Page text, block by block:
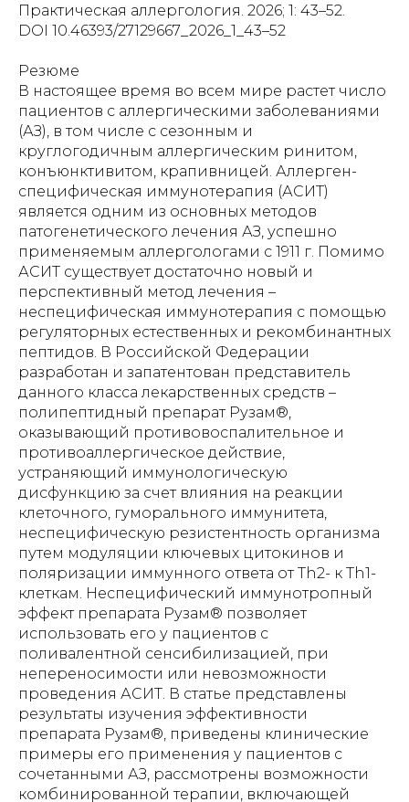
Практическая аллергология. 2026; 1: 43–52.
DOI 10.46393/27129667_2026_1_43–52
Резюме
В настоящее время во всем мире растет число
пациентов с аллергическими заболеваниями
(АЗ), в том числе с сезонным и
круглогодичным аллергическим ринитом,
конъюнктивитом, крапивницей. Аллерген-
специфическая иммунотерапия (АСИТ)
является одним из основных методов
патогенетического лечения АЗ, успешно
применяемым аллергологами с 1911 г. Помимо
АСИТ существует достаточно новый и
перспективный метод лечения –
неспецифическая иммунотерапия с помощью
регуляторных естественных и рекомбинантных
пептидов. В Российской Федерации
разработан и запатентован представитель
данного класса лекарственных средств –
полипептидный препарат Рузам®,
оказывающий противовоспалительное и
противоаллергическое действие,
устраняющий иммунологическую
дисфункцию за счет влияния на реакции
клеточного, гуморального иммунитета,
неспецифическую резистентность организма
путем модуляции ключевых цитокинов и
поляризации иммунного ответа от Th2- к Th1-
клеткам. Неспецифический иммунотропный
эффект препарата Рузам® позволяет
использовать его у пациентов с
поливалентной сенсибилизацией, при
непереносимости или невозможности
проведения АСИТ. В статье представлены
результаты изучения эффективности
препарата Рузам®, приведены клинические
примеры его применения у пациентов с
сочетанными АЗ, рассмотрены возможности
комбинированной терапии, включающей